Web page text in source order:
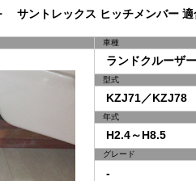
サントレックス ヒッチメンバー 適
車種
ランドクルーザ
型式
KZJ71／KZJ78
年式
H2.4～H8.5
グレード
-